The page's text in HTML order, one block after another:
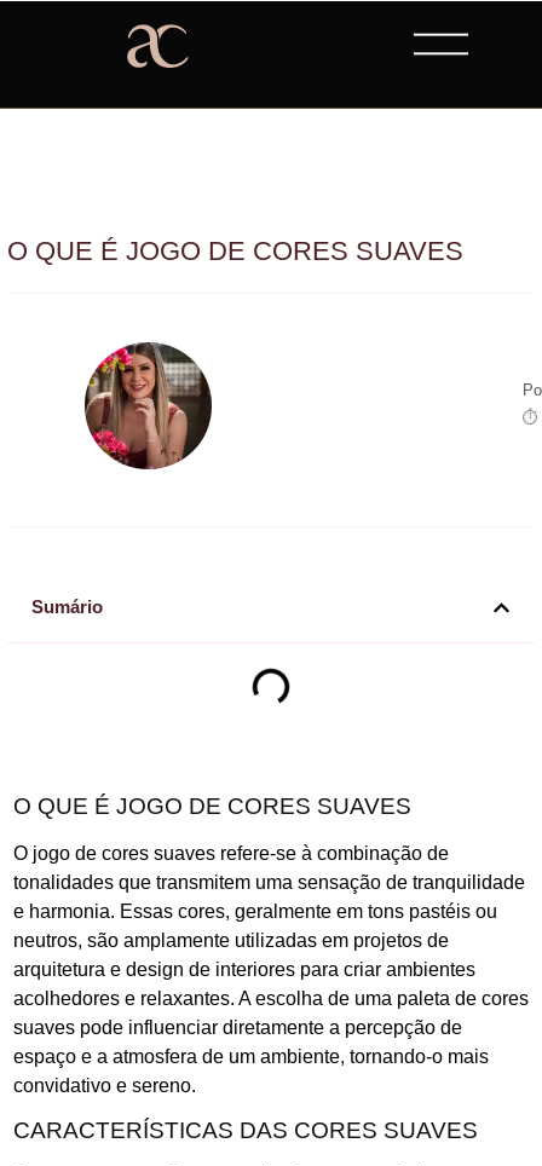
O QUE É JOGO DE CORES SUAVES
⏱
Sumário
O QUE É JOGO DE CORES SUAVES
O jogo de cores suaves refere-se à combinação de
tonalidades que transmitem uma sensação de tranquilidade
e harmonia. Essas cores, geralmente em tons pastéis ou
neutros, são amplamente utilizadas em projetos de
arquitetura e design de interiores para criar ambientes
acolhedores e relaxantes. A escolha de uma paleta de cores
suaves pode influenciar diretamente a percepção de
espaço e a atmosfera de um ambiente, tornando-o mais
convidativo e sereno.
CARACTERÍSTICAS DAS CORES SUAVES